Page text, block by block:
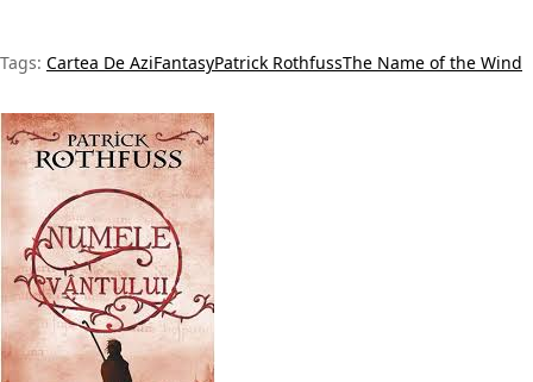
Tags: Cartea De AziFantasyPatrick RothfussThe Name of the Wind